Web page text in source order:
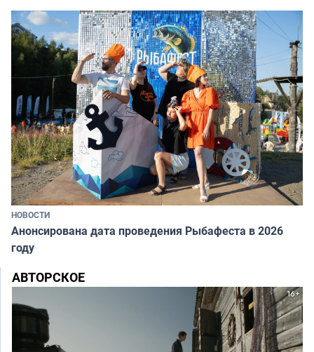
НОВОСТИ
Анонсирована дата проведения Рыбафеста в 2026
году
АВТОРСКОЕ